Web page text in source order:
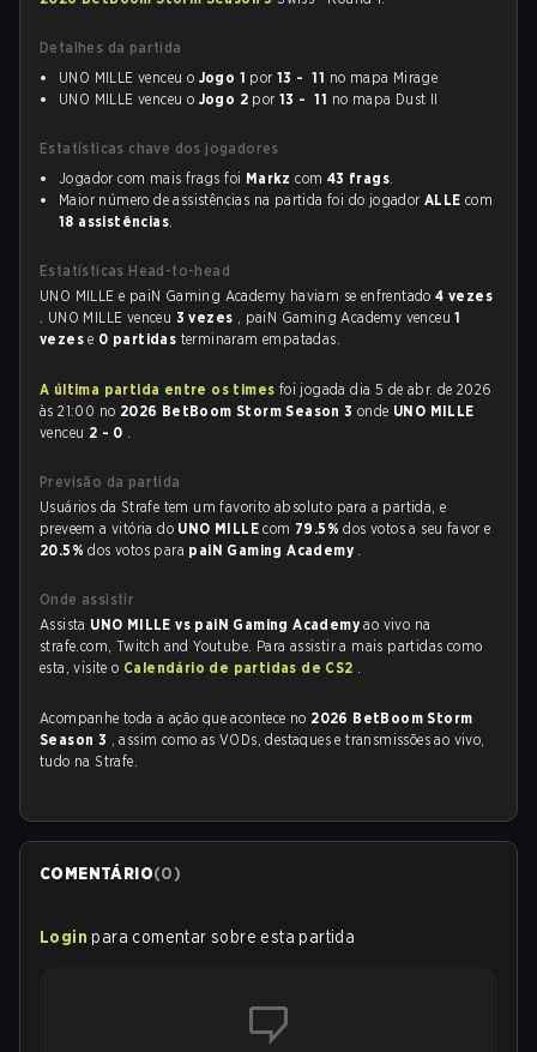
Detalhes da partida
UNO MILLE venceu o Jogo 1 por13 - 11 no mapa Mirage
UNO MILLE venceu o Jogo 2 por13 - 11 no mapa Dust II
Estatísticas chave dos jogadores
Jogador com mais frags foi Markz com 43 frags.
Maior número de assistências na partida foi do jogador ALLE com
18 assistências.
Estatísticas Head-to-head
UNO MILLE e paiN Gaming Academy haviam se enfrentado4 vezes
. UNO MILLE venceu 3 vezes , paiN Gaming Academy venceu1
vezese 0 partidas terminaram empatadas.
A última partida entre os times foi jogada dia 5 de abr. de 2026
às 21:00 no 2026 BetBoom Storm Season 3onde UNO MILLE
venceu 2 - 0 .
Previsão da partida
Usuários da Strafe tem um favorito absoluto para a partida, e
preveem a vitória do UNO MILLEcom 79.5%dos votos a seu favor e
20.5%dos votos para paiN Gaming Academy .
Onde assistir
Assista UNO MILLE vs paiN Gaming Academyao vivo na
strafe.com, Twitch and Youtube. Para assistir a mais partidas como
esta, visite o Calendário de partidas de CS2 .
Acompanhe toda a ação que acontece no 2026 BetBoom Storm
Season 3 , assim como as VODs, destaques e transmissões ao vivo,
tudo na Strafe.
COMENTÁRIO(0)
Login para comentar sobre esta partida